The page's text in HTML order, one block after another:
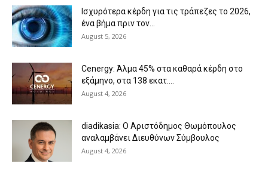
Ισχυρότερα κέρδη για τις τράπεζες το 2026,
ένα βήμα πριν τον...
August 5, 2026
Cenergy: Άλμα 45% στα καθαρά κέρδη στο
εξάμηνο, στα 138 εκατ....
August 4, 2026
diadikasia: Ο Αριστόδημος Θωμόπουλος
αναλαμβάνει Διευθύνων Σύμβουλος
August 4, 2026